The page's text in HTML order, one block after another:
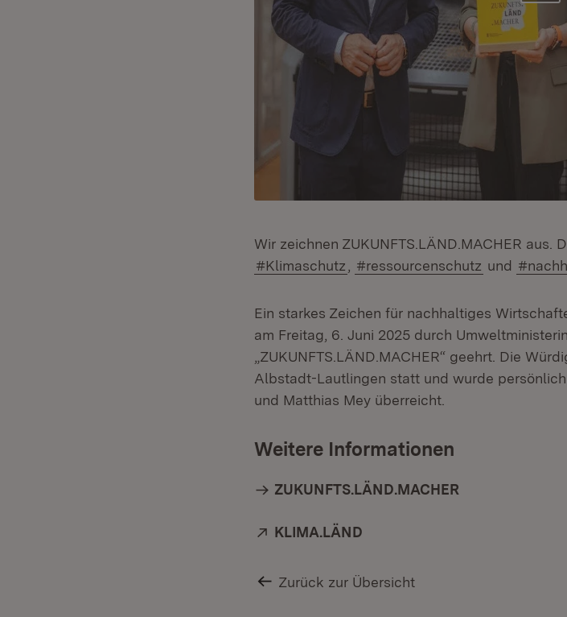
Wir zeichnen ZUKUNFTS.LÄND.MACHER aus.
#Klimaschutz
#ressourcenschutz und
Ein starkes Zeichen für nachhaltiges
am Freitag, 6. Juni 2025 durch
„ZUKUNFTS.LÄND.MACHER“ geehrt. Die
Albstadt-Lautlingen statt und wurde
und Matthias Mey überreicht.
Weitere Informationen
ZUKUNFTS.LÄND.MACHER
Extern:
KLIMA.LÄND
Zurück zur Übersicht